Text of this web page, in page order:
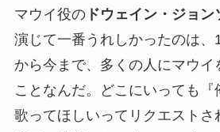
マウイ役のドウェイン・ジョン
演じて一番うれしかったのは、
から今まで、多くの人にマウイ
ことなんだ。どこにいっても『
歌ってほしいってリクエストさ